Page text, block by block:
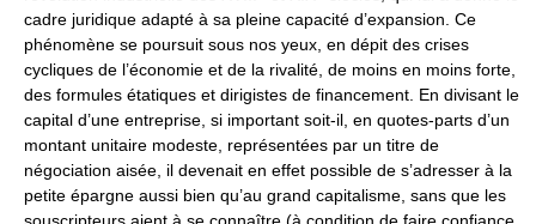
cadre juridique adapté à sa pleine capacité d’expansion. Ce
phénomène se poursuit sous nos yeux, en dépit des crises
cycliques de l’économie et de la rivalité, de moins en moins forte,
des formules étatiques et dirigistes de financement. En divisant le
capital d’une entreprise, si important soit-il, en quotes-parts d’un
montant unitaire modeste, représentées par un titre de
négociation aisée, il devenait en effet possible de s’adresser à la
petite épargne aussi bien qu’au grand capitalisme, sans que les
souscripteurs aient à se connaître (à condition de faire confiance